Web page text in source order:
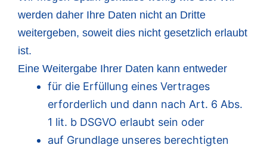
werden daher Ihre Daten nicht an Dritte
weitergeben, soweit dies nicht gesetzlich erlaubt
ist.
Eine Weitergabe Ihrer Daten kann entweder
für die Erfüllung eines Vertrages
erforderlich und dann nach Art. 6 Abs.
1 lit. b DSGVO erlaubt sein oder
auf Grundlage unseres berechtigten